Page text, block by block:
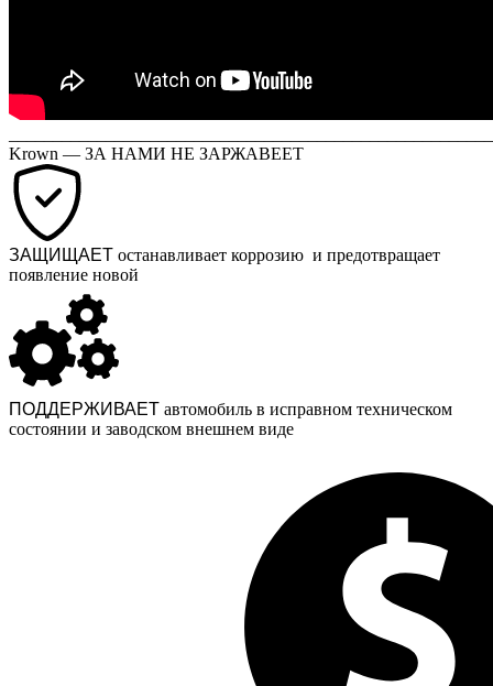
Krown — ЗА НАМИ НЕ ЗАРЖАВЕЕТ
ЗАЩИЩАЕТ останавливает коррозию и предотвращает
появление новой
ПОДДЕРЖИВАЕТ автомобиль в исправном техническом
состоянии и заводском внешнем виде